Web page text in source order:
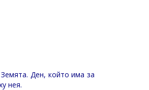
Ден, който има за
нея.